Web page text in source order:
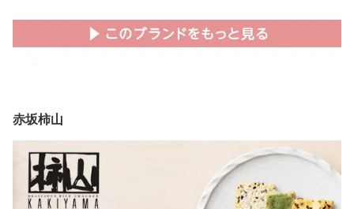
ト ギフト パイ 焼菓子 お
配り 会社 お返し お菓子
かわいい おしゃれ 人気
送料無料 有名ホテル 贈
り物 プレゼント お返し
お菓子 ギフト スイーツ
赤坂柿山